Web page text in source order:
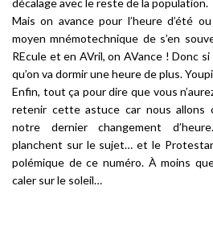
décalage avec le reste de la population.
Mais on avance pour l’heure d’été
moyen mnémotechnique de s’en
REcule et en AVril, on AVance ! Donc
qu’on va dormir une heure de plus.
Enfin, tout ça pour dire que vous
retenir cette astuce car nous allons
notre dernier changement
planchent sur le sujet… et le
polémique de ce numéro. À moins
caler sur le soleil…